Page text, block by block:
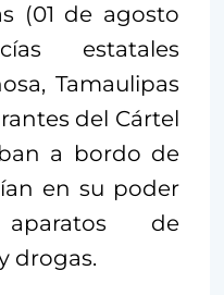
(01 de agosto
estatales
Tamaulipas
del Cártel
a bordo de
en su poder
de
drogas.